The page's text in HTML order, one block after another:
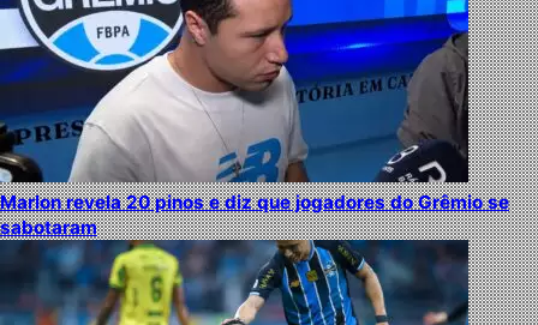
Marlon revela 20 pinos e diz que jogadores do Grêmio se
sabotaram